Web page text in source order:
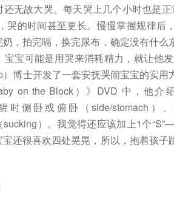
无故大哭。每天哭上几个小时也是
哭的时间甚至更长。慢慢掌握规律后
，拍完嗝，换完尿布，确定没有什么
宝宝可能是用哭来消耗精力，就让他
）博士开发了一套安抚哭闹宝宝的实
on the Block）》DVD 中，他介
时侧卧或俯卧（side/stomach）
sucking）。我觉得还应该加上1个
还很喜欢四处晃晃，所以，抱着孩子